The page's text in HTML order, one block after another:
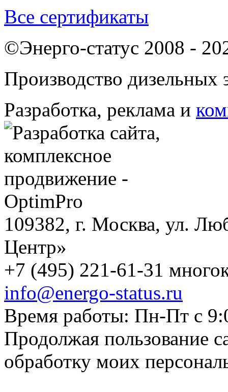
Все сертификаты
©Энерго-статус 2008 -
Производство дизельных
Разработка, реклама и
109382, г. Москва, ул.
Центр»
+7 (495) 221-61-31
info@energo-status.ru
Время работы: Пн-Пт с
Продолжая пользование
обработку моих